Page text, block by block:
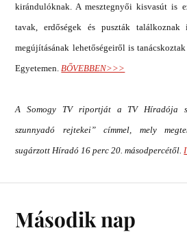
kirándulóknak. A mesztegnyői kisvasút is
tavak, erdőségek és puszták
megújításának lehetőségeiről is
Egyetemen. BŐVEBBEN>>>
A Somogy TV riportját a TV Híradója
szunnyadó rejtekei” címmel, mely
sugárzott Híradó 16 perc 20. másodpercétől.
Második nap